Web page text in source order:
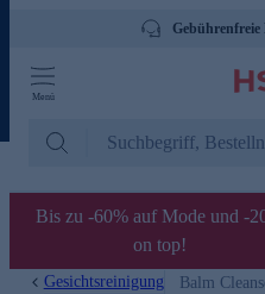
Gebührenfreie
Menü
Bis zu -60% auf Mode und -
on top!
Gesichtsreinigung Balm